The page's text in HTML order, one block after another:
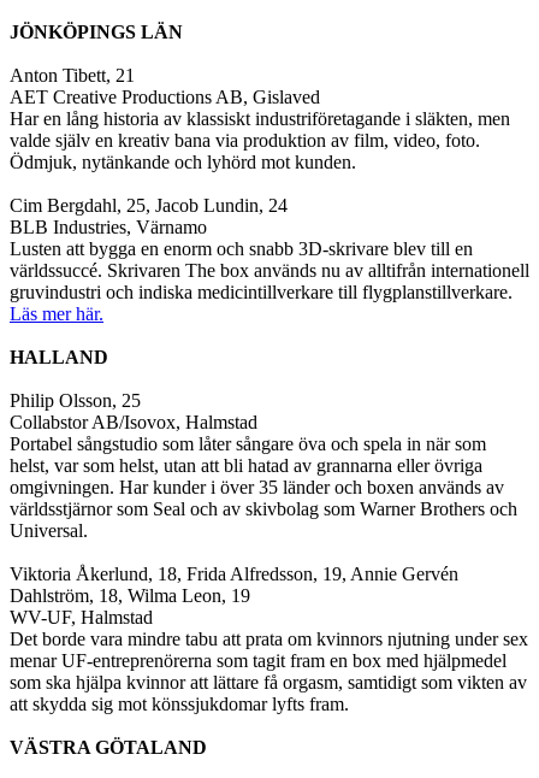
JÖNKÖPINGS LÄN
Anton Tibett, 21
AET Creative Productions AB, Gislaved
Har en lång historia av klassiskt industriföretagande i släkten, men
valde själv en kreativ bana via produktion av film, video, foto.
Ödmjuk, nytänkande och lyhörd mot kunden.
Cim Bergdahl, 25, Jacob Lundin, 24
BLB Industries, Värnamo
Lusten att bygga en enorm och snabb 3D-skrivare blev till en
världssuccé. Skrivaren The box används nu av alltifrån internationell
gruvindustri och indiska medicintillverkare till flygplanstillverkare.
Läs mer här.
HALLAND
Philip Olsson, 25
Collabstor AB/Isovox, Halmstad
Portabel sångstudio som låter sångare öva och spela in när som
helst, var som helst, utan att bli hatad av grannarna eller övriga
omgivningen. Har kunder i över 35 länder och boxen används av
världsstjärnor som Seal och av skivbolag som Warner Brothers och
Universal.
Viktoria Åkerlund, 18, Frida Alfredsson, 19, Annie Gervén
Dahlström, 18, Wilma Leon, 19
WV-UF, Halmstad
Det borde vara mindre tabu att prata om kvinnors njutning under sex
menar UF-entreprenörerna som tagit fram en box med hjälpmedel
som ska hjälpa kvinnor att lättare få orgasm, samtidigt som vikten av
att skydda sig mot könssjukdomar lyfts fram.
VÄSTRA GÖTALAND